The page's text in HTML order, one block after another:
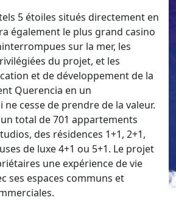
5 étoiles situés directement en
également le plus grand casino
sur la mer, les
du projet, et les
et de développement de la
Querencia en un
cesse de prendre de la valeur.
total de 701 appartements
des résidences 1+1, 2+1,
de luxe 4+1 ou 5+1. Le projet
une expérience de vie
ses espaces communs et